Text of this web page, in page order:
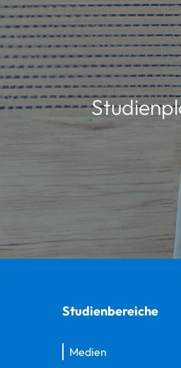
Studienbereiche
Medien